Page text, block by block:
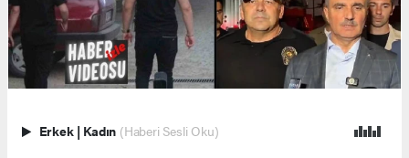
Erkek | Kadın (Haberi Sesli Oku)